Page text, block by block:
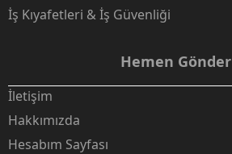
İş Kıyafetleri & İş Güvenliği
Hemen Gönder
İletişim
Hakkımızda
Hesabım Sayfası